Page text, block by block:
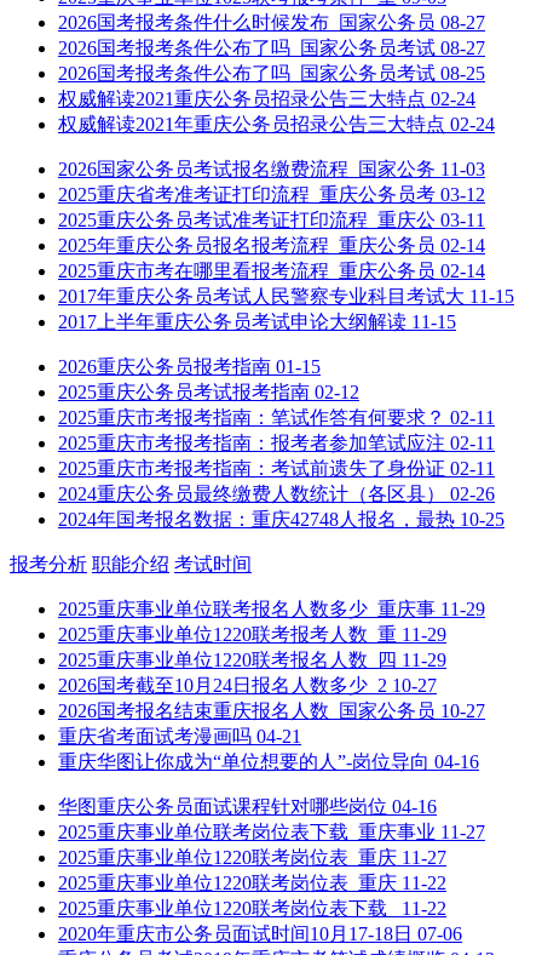
2026国考报考条件什么时候发布_国家公务员 08-27
2026国考报考条件公布了吗_国家公务员考试 08-27
2026国考报考条件公布了吗_国家公务员考试 08-25
权威解读2021重庆公务员招录公告三大特点 02-24
权威解读2021年重庆公务员招录公告三大特点 02-24
2026国家公务员考试报名缴费流程_国家公务 11-03
2025重庆省考准考证打印流程_重庆公务员考 03-12
2025重庆公务员考试准考证打印流程_重庆公 03-11
2025年重庆公务员报名报考流程_重庆公务员 02-14
2025重庆市考在哪里看报考流程_重庆公务员 02-14
2017年重庆公务员考试人民警察专业科目考试大 11-15
2017上半年重庆公务员考试申论大纲解读 11-15
2026重庆公务员报考指南 01-15
2025重庆公务员考试报考指南 02-12
2025重庆市考报考指南：笔试作答有何要求？ 02-11
2025重庆市考报考指南：报考者参加笔试应注 02-11
2025重庆市考报考指南：考试前遗失了身份证 02-11
2024重庆公务员最终缴费人数统计（各区县） 02-26
2024年国考报名数据：重庆42748人报名，最热 10-25
报考分析 职能介绍 考试时间
2025重庆事业单位联考报名人数多少_重庆事 11-29
2025重庆事业单位1220联考报考人数_重 11-29
2025重庆事业单位1220联考报名人数_四 11-29
2026国考截至10月24日报名人数多少_2 10-27
2026国考报名结束重庆报名人数_国家公务员 10-27
重庆省考面试考漫画吗 04-21
重庆华图让你成为“单位想要的人”-岗位导向 04-16
华图重庆公务员面试课程针对哪些岗位 04-16
2025重庆事业单位联考岗位表下载_重庆事业 11-27
2025重庆事业单位1220联考岗位表_重庆 11-27
2025重庆事业单位1220联考岗位表_重庆 11-22
2025重庆事业单位1220联考岗位表下载_ 11-22
2020年重庆市公务员面试时间10月17-18日 07-06